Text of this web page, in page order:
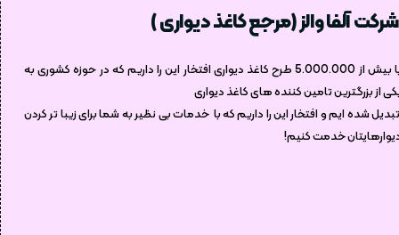
شرکت آلفا والز (مرجع کاغذ دیواری )
با بیش از 5.000.000 طرح کاغذ دیواری افتخار این را داریم که در حوزه کشوری به
از بزرگترین تامین کننده های کاغذ دیواری
شده ایم و افتخار این را داریم که با خدمات بی نظیر به شما برای زیبا تر کردن
خدمت کنیم!